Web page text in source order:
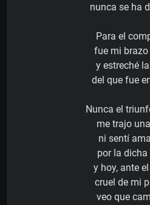
nunca se ha
Para el
fue mi
y estreché
del que fue
Nunca el
me trajo
ni sentí
por la dicha
y hoy, ante
cruel de mi
veo que